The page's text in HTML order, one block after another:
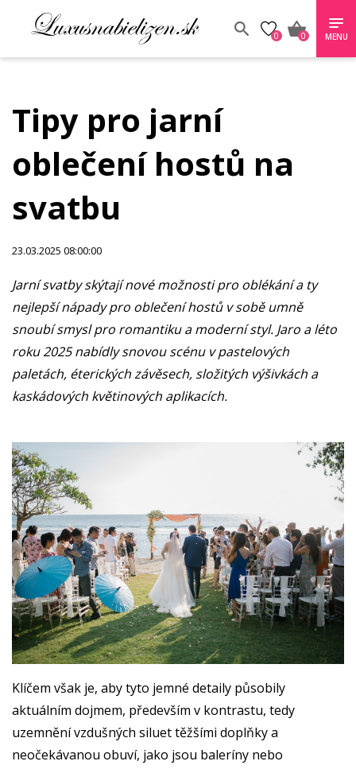
0 0 MENU
Tipy pro jarní
oblečení hostů na
svatbu
23.03.2025 08:00:00
Jarní svatby skýtají nové možnosti pro oblékání a ty
nejlepší nápady pro oblečení hostů v sobě umně
snoubí smysl pro romantiku a moderní styl. Jaro a léto
roku 2025 nabídly snovou scénu v pastelových
paletách, éterických závěsech, složitých výšivkách a
kaskádových květinových aplikacích.
Klíčem však je, aby tyto jemné detaily působily
aktuálním dojmem, především v kontrastu, tedy
uzemnění vzdušných siluet těžšími doplňky a
neočekávanou obuví, jako jsou baleríny nebo